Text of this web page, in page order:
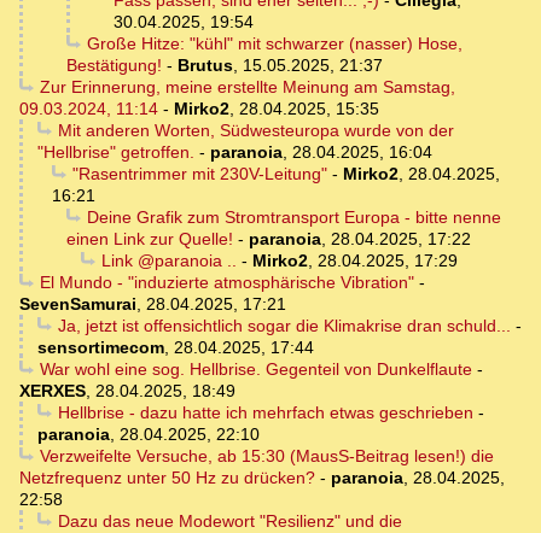
30.04.2025, 19:54
Große Hitze: "kühl" mit schwarzer (nasser) Hose,
Bestätigung! - Brutus, 15.05.2025, 21:37
Zur Erinnerung, meine erstellte Meinung am Samstag,
09.03.2024, 11:14 - Mirko2, 28.04.2025, 15:35
Mit anderen Worten, Südwesteuropa wurde von der
"Hellbrise" getroffen. - paranoia, 28.04.2025, 16:04
"Rasentrimmer mit 230V-Leitung"- Mirko2, 28.04.2025,
16:21
Deine Grafik zum Stromtransport Europa - bitte nenne
einen Link zur Quelle! - paranoia, 28.04.2025, 17:22
Link @paranoia .. - Mirko2, 28.04.2025, 17:29
El Mundo - "induzierte atmosphärische Vibration"-
SevenSamurai, 28.04.2025, 17:21
Ja, jetzt ist offensichtlich sogar die Klimakrise dran schuld... -
sensortimecom, 28.04.2025, 17:44
War wohl eine sog. Hellbrise. Gegenteil von Dunkelflaute-
XERXES, 28.04.2025, 18:49
Hellbrise - dazu hatte ich mehrfach etwas geschrieben -
paranoia, 28.04.2025, 22:10
Verzweifelte Versuche, ab 15:30 (MausS-Beitrag lesen!) die
Netzfrequenz unter 50 Hz zu drücken? - paranoia, 28.04.2025,
22:58
Dazu das neue Modewort "Resilienz" und die